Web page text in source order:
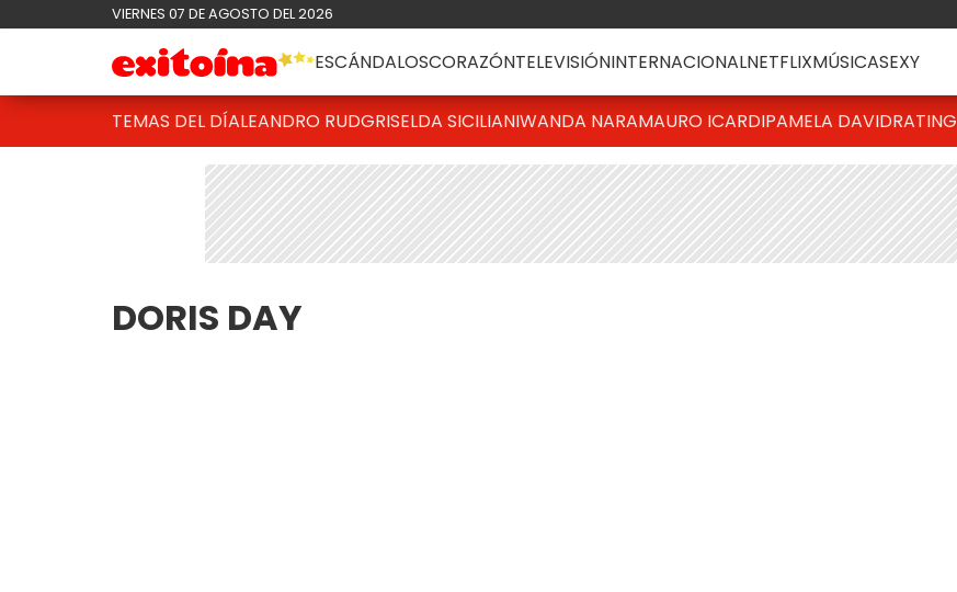
VIERNES 07 DE AGOSTO DEL 2026
ESCÁNDALOSCORAZÓNTELEVISIÓNINTERNACIONALNETFLIXMÚSICASEXY
TEMAS DEL DÍALEANDRO RUDGRISELDA SICILIANIWANDA NARAMAURO ICARDIPAMELA DAVIDRATING
DORIS DAY